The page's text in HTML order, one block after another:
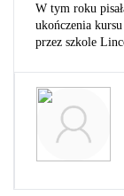
W tym roku
ukończenia
przez szkole